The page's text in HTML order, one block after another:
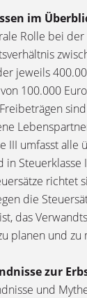
im
Rolle bei
jeweils
100.000
III umfasst
richtet
die
das
planen und zu
zur
und